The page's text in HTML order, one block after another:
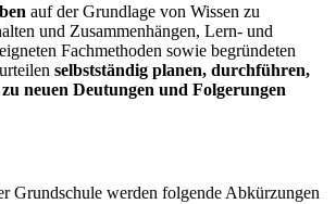
auf der Grundlage von Wissen zu
und Zusammenhängen, Lern- und
Fachmethoden sowie begründeten
selbstständig planen, durchführen,
neuen Deutungen und Folgerungen
Grundschule werden folgende Abkürzungen